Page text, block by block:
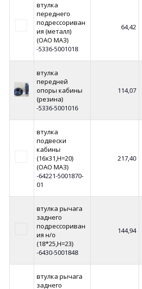
втулка
переднего
подрессориван
ия (металл)
(ОАО МАЗ)
-5336-5001018
64,42
втулка
передней
опоры кабины
(резина)
-5336-5001016
114,07
втулка
подвески
кабины
(16х31,Н=20)
(ОАО МАЗ)
-64221-5001870-
01
217,40
втулка рычага
заднего
подрессориван
ия н/о
(18*25,Н=23)
-6430-5001848
144,94
втулка рычага
заднего